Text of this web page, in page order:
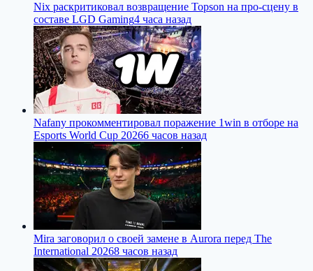
Nix раскритиковал возвращение Topson на про-сцену в
составе LGD Gaming4 часа назад
Nafany прокомментировал поражение 1win в отборе на
Esports World Cup 20266 часов назад
Mira заговорил о своей замене в Aurora перед The
International 20268 часов назад